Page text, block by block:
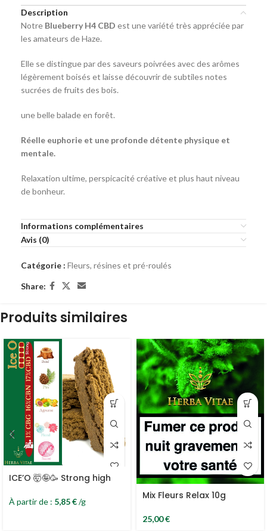
Description
Notre Blueberry H4 CBD est une variété très appréciée par
les amateurs de Haze.
Elle se distingue par des saveurs poivrées avec des arômes
légèrement boisés et laisse découvrir de subtiles notes
sucrées de fruits des bois.
une belle balade en forêt.
Réelle euphorie et une profonde détente physique et
mentale.
Relaxation ultime, perspicacité créative et plus haut niveau
de bonheur.
Informations complémentaires
Avis (0)
Catégorie : Fleurs, résines et pré-roulés
Share:
Produits similaires
ICE’O 🤯🤪🥳 Strong high
À partir de : 5,85€/g
Mix Fleurs Relax 10g
25,00€